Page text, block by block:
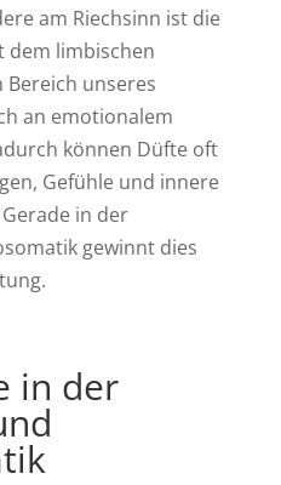
am Riechsinn ist die
dem limbischen
Bereich unseres
an emotionalem
können Düfte oft
Gefühle und innere
in der
gewinnt dies
in der